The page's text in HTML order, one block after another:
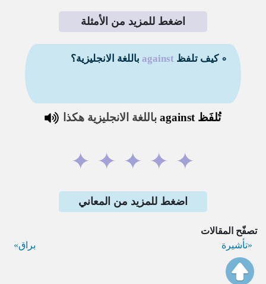
اضغط للمزيد من الأمثلة
∘ كيف تلفظagainst باللغة الانجليزية؟
تُلفَظagainst باللغة الانجليزية هكذا
✦
✦
✦
✦
✦
اضغط للمزيد من المعاني
تصفّح المقالات
تأشيرة
براق